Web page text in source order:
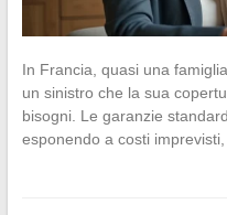
In Francia, quasi una
un sinistro che la sua
bisogni. Le garanzie
esponendo a costi